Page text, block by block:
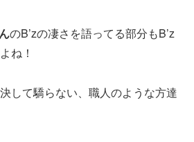
のB’zの凄さを語ってる部分もB’z
ね！
して驕らない、職人のような方達